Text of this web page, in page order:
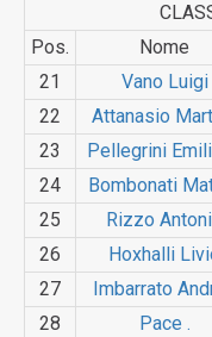
Pos.
Nome
21
Vano Luigi
22
Attanasio
23
Pellegrini
24
Bombonati
25
Rizzo
26
Hoxhalli
27
Imbarrato
28
Pace .